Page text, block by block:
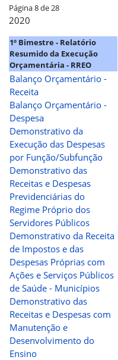
Página 8 de 28
2020
1º Bimestre - Relatório
Resumido da Execução
Orçamentária - RREO
Balanço Orçamentário -
Receita
Balanço Orçamentário -
Despesa
Demonstrativo da
Execução das Despesas
por Função/Subfunção
Demonstrativo das
Receitas e Despesas
Previdenciárias do
Regime Próprio dos
Servidores Públicos
Demonstrativo da Receita
de Impostos e das
Despesas Próprias com
Ações e Serviços Públicos
de Saúde - Municípios
Demonstrativo das
Receitas e Despesas com
Manutenção e
Desenvolvimento do
Ensino